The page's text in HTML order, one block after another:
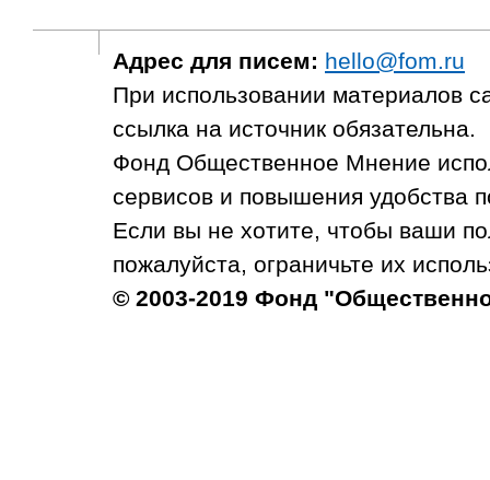
Адрес для писем: hello@fom.ru
При использовании материалов
ссылка на источник обязательна.
Фонд Общественное Мнение
сервисов и повышения удобства
Если вы не хотите, чтобы ваши
пожалуйста, ограничьте их
© 2003-2019 Фонд